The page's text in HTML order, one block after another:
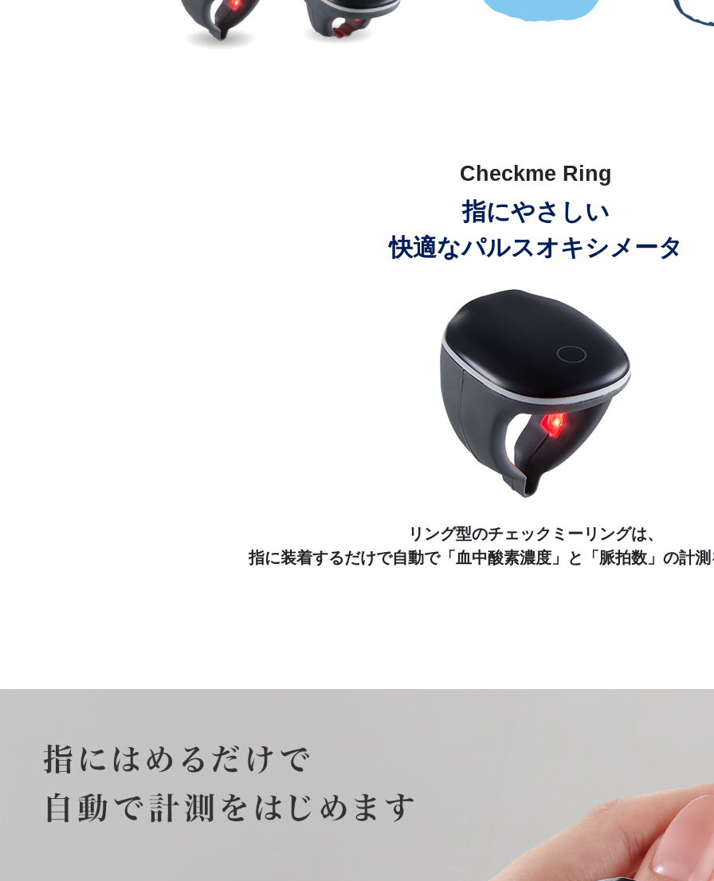
Checkme Ring
指にやさしい
快適なパルスオキシメータ
リング型のチェックミーリングは、
指に装着するだけで自動で「血中酸素濃度」と「脈拍数」の計